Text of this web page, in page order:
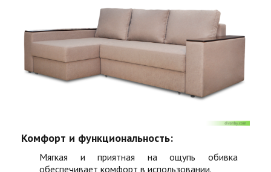
Комфорт и функциональность:
Мягкая и приятная на ощупь обивка
обеспечивает комфорт в использовании.